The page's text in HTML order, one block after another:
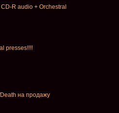
R audio + Orchestral
presses!!!!
на продажу